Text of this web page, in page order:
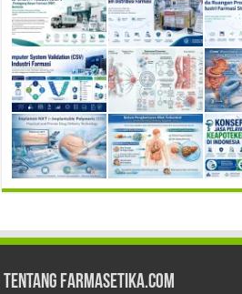
Tentang Farmasetika.com